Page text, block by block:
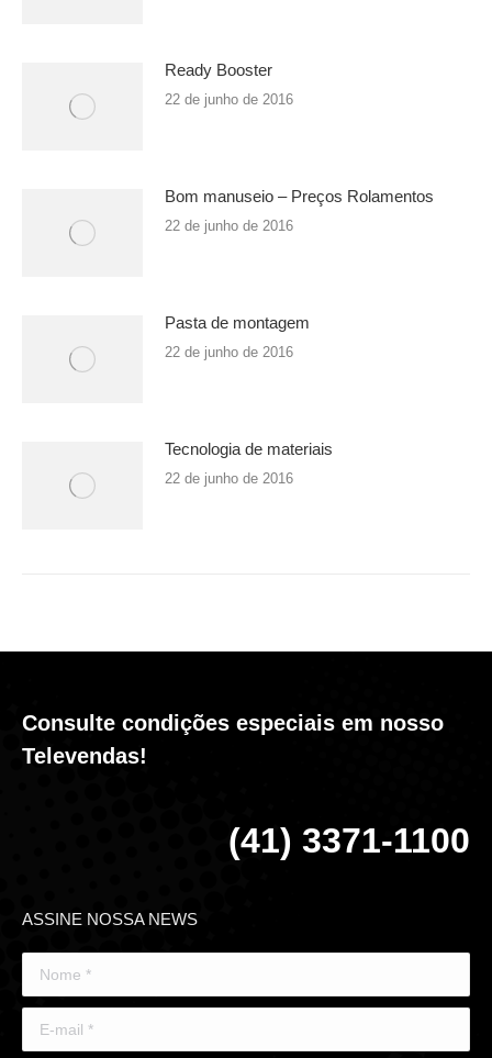
Ready Booster
22 de junho de 2016
Bom manuseio – Preços Rolamentos
22 de junho de 2016
Pasta de montagem
22 de junho de 2016
Tecnologia de materiais
22 de junho de 2016
Consulte condições especiais em nosso
Televendas!
(41) 3371-1100
ASSINE NOSSA NEWS